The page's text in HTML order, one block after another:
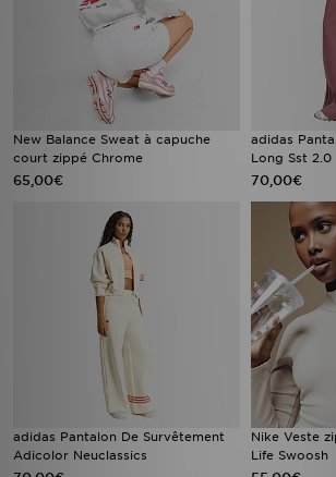
New Balance Sweat à capuche
court zippé Chrome
65,00€
adidas
Long Sst 2.0
70,00€
adidas Pantalon De Survêtement
Adicolor Neuclassics
Nike Veste
Life Swoosh